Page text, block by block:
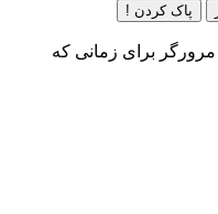
پاک کردن !
برای زمانی که